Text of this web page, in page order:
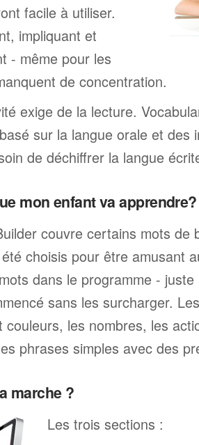
facile à utiliser.
impliquant et
- même pour les
de concentration.
exige de la lecture.
sur la langue orale et des
de déchiffrer la langue
mon enfant va apprendre?
couvre certains mots de
choisis pour être amusant
dans le programme -
sans les surcharger.
couleurs, les nombres, les
phrases simples avec des
marche ?
Les trois sections :